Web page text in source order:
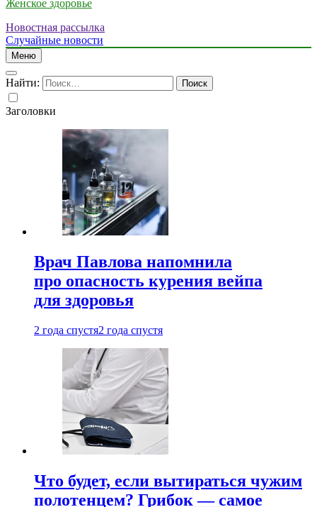
Женское здоровье
Новостная рассылка
Случайные новости
Меню
Найти:
Заголовки
Врач Павлова напомнила
про опасность курения вейпа
для здоровья
2 года спустя2 года спустя
Что будет, если вытираться чужим
полотенцем? Грибок — самое